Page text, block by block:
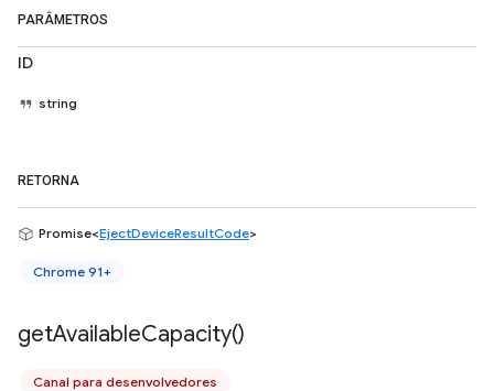
PARÂMETROS
ID
string
RETORNA
Promise<EjectDeviceResultCode>
Chrome 91+
getAvailableCapacity()
Canal para desenvolvedores